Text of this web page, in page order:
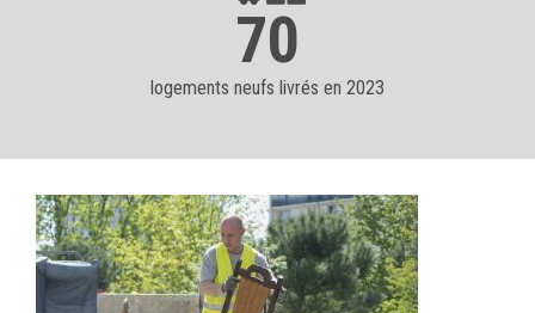
70
logements neufs livrés en 2023